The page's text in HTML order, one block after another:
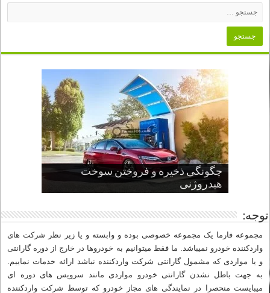
چگونگی ذخیره و فروختن سوخت
هیدروژنی
قدرتمندترین ماسل کارها یا خودروهای
عضلانی امریکایی
چرا نمک باعث خوردگی خودرو می شود؟
پنج کابین جذاب سال های اخیر صنعت
خودروسازی
از صفر تا صد طراحی خودرو قسمت
سوم
توجه:
مجموعه فارما یک مجموعه خصوصی بوده و وابسته و یا زیر نظر شرکت های
واردکننده خودرو نمیباشد. ما فقط میتوانیم به خودروها در خارج از دوره گارانتی
و یا مواردی که مشمول گارانتی شرکت واردکننده نباشد ارائه خدمات نماییم.
به جهت باطل نشدن گارانتی خودرو مواردی مانند سرویس های دوره ای
میبایست منحصرا در نمایندگی های مجاز خودرو که توسط شرکت واردکننده